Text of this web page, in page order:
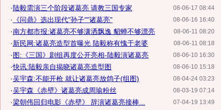
08-06-17 08:44
· 陆毅需演三个阶段诸葛亮 请教三国专家
08-06-16 16:40
· 《问鼎》选出现代"孙子""诸葛亮"
08-06-11 08:20
·南方都市报:诸葛亮不够潇洒飘逸 貂蝉不够漂亮
08-06-11 08:18
·新民网:诸葛亮造型首曝光 陆毅称有愧于老婆
08-06-10 16:30
·图:《三国》剧组再度公开亮相-陆毅演诸葛亮
08-06-10 15:18
·快讯:陆毅亲自揭晓诸葛亮造型图
08-04-24 03:23
·吴宇森:不能开枪 就让诸葛亮放鸽子(组图)
08-03-19 07:14
·吴宇森《赤壁》诸葛亮成周瑜粉丝
07-04-19 13:49
·梁朝伟回归电影《赤壁》 辞演诸葛亮接棒...